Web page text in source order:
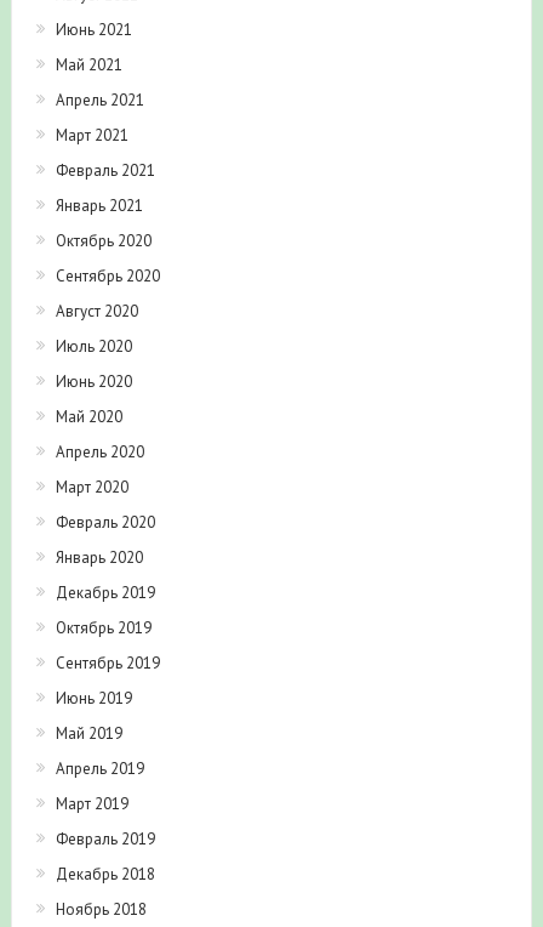
Июнь 2021
Май 2021
Апрель 2021
Март 2021
Февраль 2021
Январь 2021
Октябрь 2020
Сентябрь 2020
Август 2020
Июль 2020
Июнь 2020
Май 2020
Апрель 2020
Март 2020
Февраль 2020
Январь 2020
Декабрь 2019
Октябрь 2019
Сентябрь 2019
Июнь 2019
Май 2019
Апрель 2019
Март 2019
Февраль 2019
Декабрь 2018
Ноябрь 2018